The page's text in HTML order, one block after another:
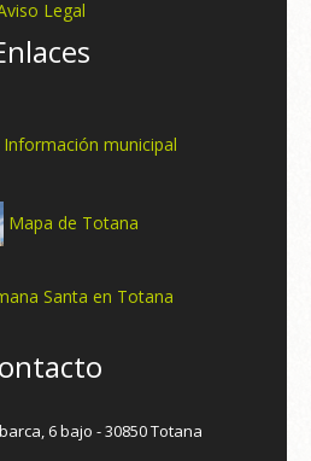
Legal
municipal
Mapa de Totana
Santa en Totana
6 bajo - 30850 Totana